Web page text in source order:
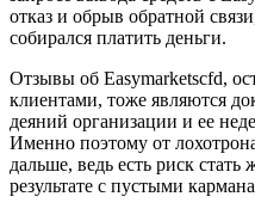
отказ и обрыв обратной
собирался платить деньги.
Отзывы об Easymarketscfd,
клиентами, тоже являются
деяний организации и ее
Именно поэтому от
дальше, ведь есть риск стать
результате с пустыми